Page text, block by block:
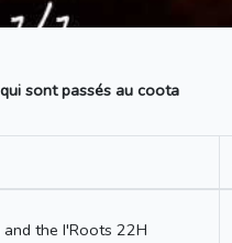
sont passés au coota
and the I'Roots 22H